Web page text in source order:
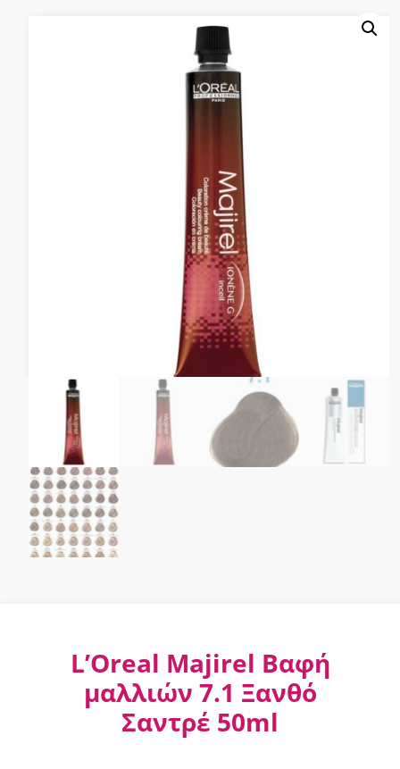
L’Oreal Majirel Βαφή
μαλλιών 7.1 Ξανθό
Σαντρέ 50ml